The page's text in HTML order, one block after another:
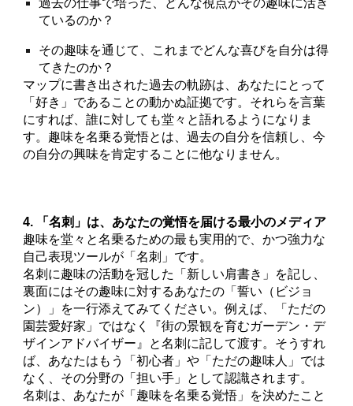
過去の仕事で培った、どんな視点がその趣味に活き
ているのか？
その趣味を通じて、これまでどんな喜びを自分は得
てきたのか？
マップに書き出された過去の軌跡は、あなたにとって
「好き」であることの動かぬ証拠です。それらを言葉
にすれば、誰に対しても堂々と語れるようになりま
す。趣味を名乗る覚悟とは、過去の自分を信頼し、今
の自分の興味を肯定することに他なりません。
4. 「名刺」は、あなたの覚悟を届ける最小のメディア
趣味を堂々と名乗るための最も実用的で、かつ強力な
自己表現ツールが「名刺」です。
名刺に趣味の活動を冠した「新しい肩書き」を記し、
裏面にはその趣味に対するあなたの「誓い（ビジョ
ン）」を一行添えてみてください。例えば、「ただの
園芸愛好家」ではなく『街の景観を育むガーデン・デ
ザインアドバイザー』と名刺に記して渡す。そうすれ
ば、あなたはもう「初心者」や「ただの趣味人」では
なく、その分野の「担い手」として認識されます。
名刺は、あなたが「趣味を名乗る覚悟」を決めたこと